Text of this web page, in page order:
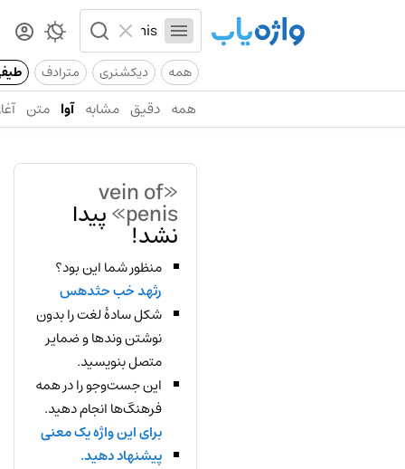
همه دیکشنری مترادف
همه دقیق مشابه آوا متن
«vein of
penis» پیدا
نشد!
منظور شما این بود؟
رثهد خب حثدهس
شکل سادهٔ لغت را بدون
نوشتن وندها و ضمایر
متصل بنویسید.
این جست‌وجو را در همه
فرهنگ‌ها انجام دهید.
برای این واژه یک معنی
پیشنهاد دهید.